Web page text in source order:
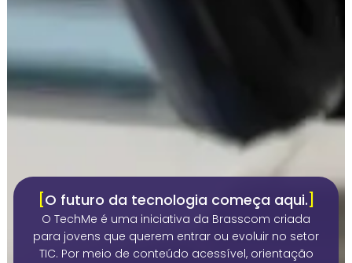
[O futuro da tecnologia começa aqui.]
O TechMe é uma iniciativa da Brasscom criada
para jovens que querem entrar ou evoluir no setor
TIC. Por meio de conteúdo acessível, orientação